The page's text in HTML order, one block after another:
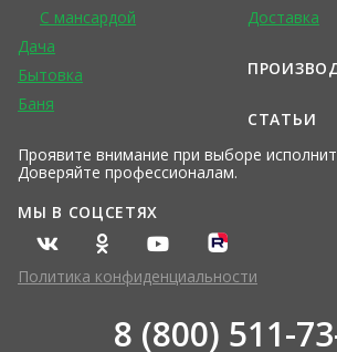
С мансардой
Дача
Бытовка
Баня
Проявите внимание при выборе
Доверяйте профессионалам.
Доставка
СТАТЬИ
МЫ В СОЦСЕТЯХ
Политика конфиденциальности
8 (800) 511-